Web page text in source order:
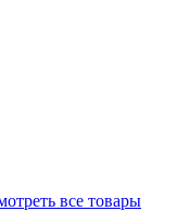
все товары